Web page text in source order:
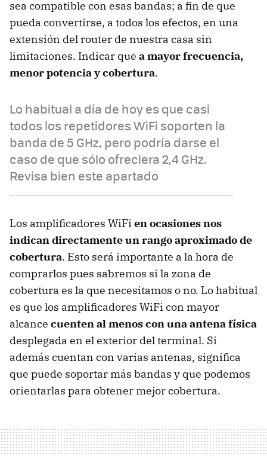
sea compatible con esas bandas; a fin de que
pueda convertirse, a todos los efectos, en una
extensión del router de nuestra casa sin
limitaciones. Indicar que a mayor frecuencia,
menor potencia y cobertura.
Lo habitual a día de hoy es que casi
todos los repetidores WiFi soporten la
banda de 5 GHz, pero podría darse el
caso de que sólo ofreciera 2,4 GHz.
Revisa bien este apartado
Los amplificadores WiFi en ocasiones nos
indican directamente un rango aproximado de
cobertura. Esto será importante a la hora de
comprarlos pues sabremos si la zona de
cobertura es la que necesitamos o no. Lo habitual
es que los amplificadores WiFi con mayor
alcance cuenten al menos con una antena física
desplegada en el exterior del terminal. Si
además cuentan con varias antenas, significa
que puede soportar más bandas y que podemos
orientarlas para obtener mejor cobertura.